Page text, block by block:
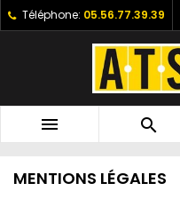
Téléphone: 05.56.77.39.39
 
MENTIONS LÉGALES